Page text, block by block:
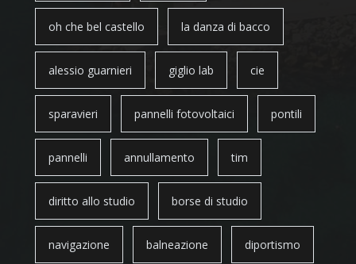
oh che bel castello la danza di bacco
alessio guarnieri giglio lab cie
sparavieri pannelli fotovoltaici pontili
pannelli annullamento tim
diritto allo studio borse di studio
navigazione balneazione diportismo